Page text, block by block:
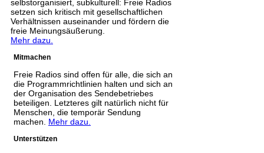
selbstorganisiert, subkulturell: Freie Radios
setzen sich kritisch mit gesellschaftlichen
Verhältnissen auseinander und fördern die
freie Meinungsäußerung.
Mehr dazu.
Mitmachen
Freie Radios sind offen für alle, die sich an
die Programmrichtlinien halten und sich an
der Organisation des Sendebetriebes
beteiligen. Letzteres gilt natürlich nicht für
Menschen, die temporär Sendung
machen. Mehr dazu.
Unterstützen